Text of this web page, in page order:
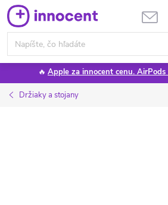
Prejsť
na
obsah
🔥 Apple za innocent cenu.
Držiaky a stojany